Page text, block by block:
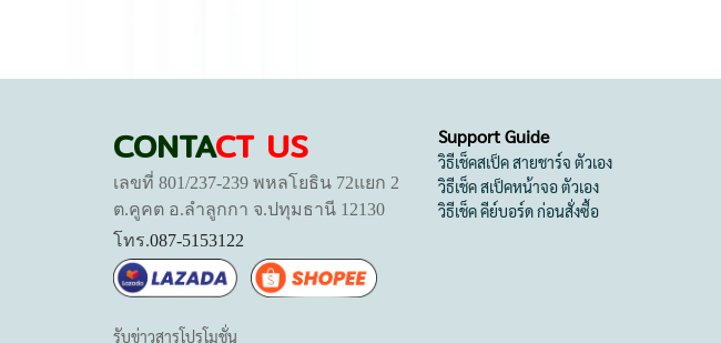
CONTACT US
เลขที่ 801/237-239 พหลโยธิน 72แยก 2
ต.คูคต อ.ลำลูกกา จ.ปทุมธานี 12130
โทร.087-5153122
รับข่าวสารโปรโมชั่น
Support Guide
วิธีเช็คสเป็ค สายชาร์จ ตัวเอง
วิธีเช็ค สเป็คหน้าจอ ตัวเอง
วิธีเช็ค คีย์บอร์ด ก่อนสั่งซื้อ